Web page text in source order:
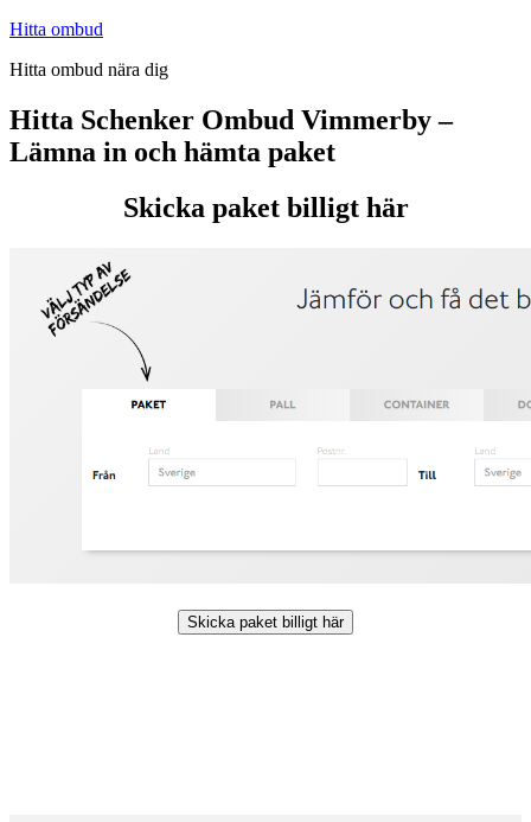
Hoppa
innehåll
Hitta ombud
Hitta ombud nära dig
Hitta Schenker Ombud Vimmerby –
Lämna in och hämta paket
Skicka paket billigt här
Skicka paket billigt här